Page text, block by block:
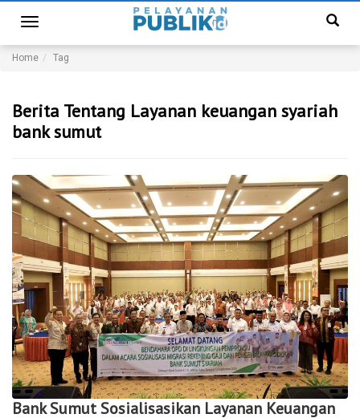
Toggle
navigation
Home Tag
Berita Tentang Layanan keuangan syariah
bank sumut
Bank Sumut Sosialisasikan Layanan Keuangan